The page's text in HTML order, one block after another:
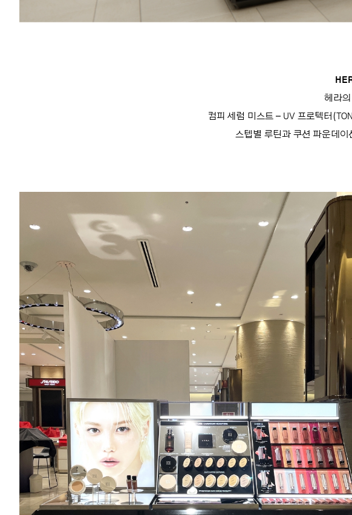
헤라의
컴피 세럼 미스트 – UV 프로텍터
스텝별 루틴과 쿠션 파운데이